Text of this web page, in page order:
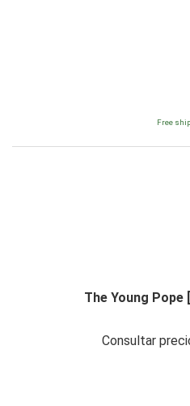
Free
The Young Pope
Consultar